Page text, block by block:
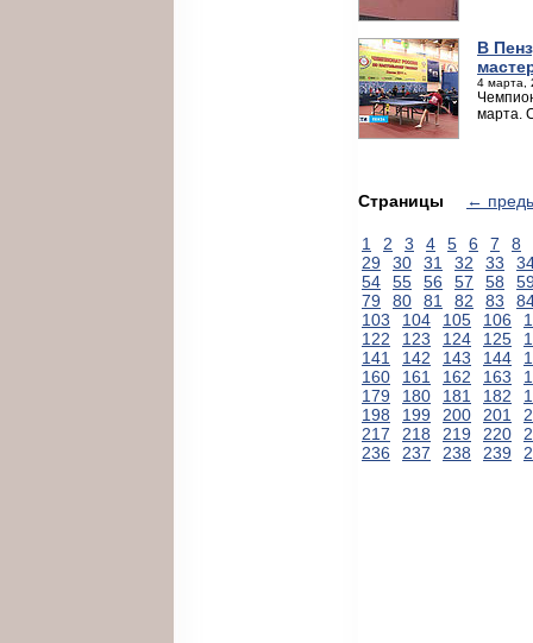
В
4 марта,
марта.
Страницы ←
1 2 3 4 5 6 7
8
29
30 31 32 33
54
55 56 57 58
79
80 81 82 83
103
104 105 106
122
123 124 125
141
142 143 144
160
161 162 163
179
180 181 182
198
199 200 201
217
218 219 220
236
237 238 239